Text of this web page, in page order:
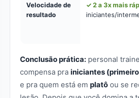
Velocidade de
resultado
✓ 2 a 3x mais
iniciantes/
Conclusão prática: personal
compensa pra iniciantes
e pra quem está em platô ou se